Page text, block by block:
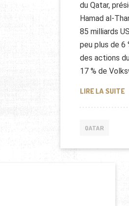
du Qatar,
Hamad al-
85 milliards
peu plus de 6
des actions
17 % de
LIRE LA SUITE
QATAR